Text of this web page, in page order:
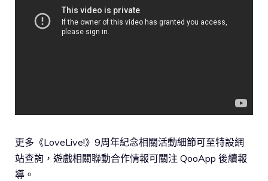
更多《LoveLive!》9周年紀念相關活動細節可至特設網
站查詢，遊戲相關聯動合作情報可關注 QooApp 後續報
導。